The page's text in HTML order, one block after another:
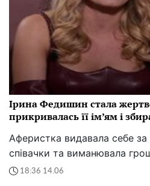
Ірина Федишин стала
прикривалась її ім’ям і
Аферистка видавала себе за
співачки та виманювала
18:36 14.06